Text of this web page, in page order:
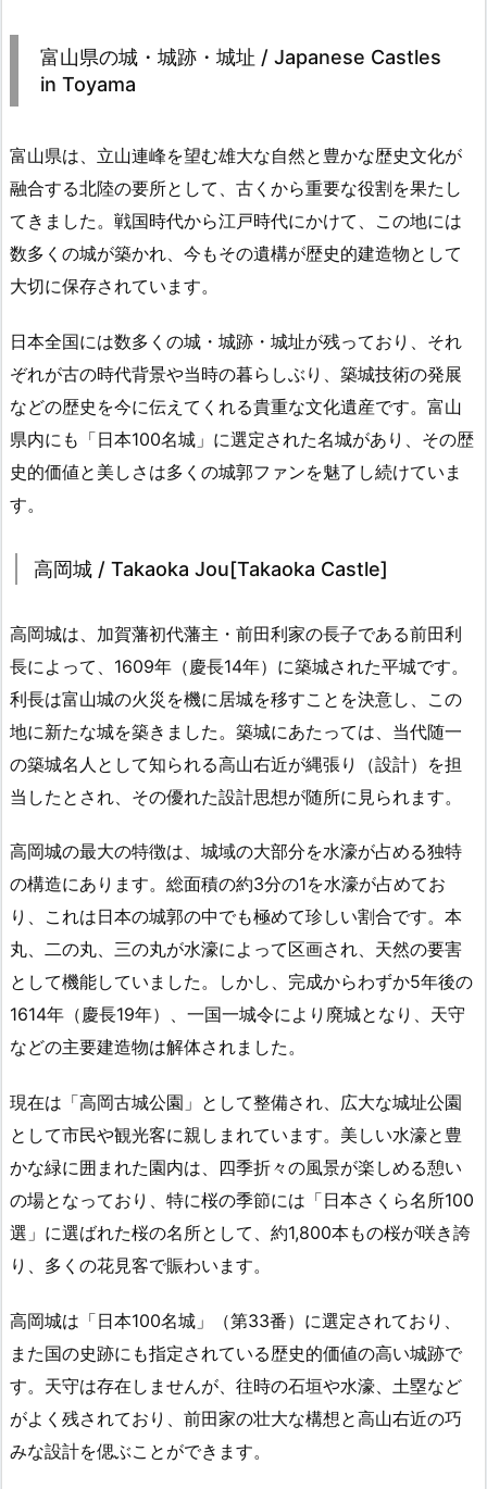
富山県の城・城跡・城址 / Japanese Castles
in Toyama
富山県は、立山連峰を望む雄大な自然と豊かな歴史文化が
融合する北陸の要所として、古くから重要な役割を果たし
てきました。戦国時代から江戸時代にかけて、この地には
数多くの城が築かれ、今もその遺構が歴史的建造物として
大切に保存されています。
日本全国には数多くの城・城跡・城址が残っており、それ
ぞれが古の時代背景や当時の暮らしぶり、築城技術の発展
などの歴史を今に伝えてくれる貴重な文化遺産です。富山
県内にも「日本100名城」に選定された名城があり、その歴
史的価値と美しさは多くの城郭ファンを魅了し続けていま
す。
高岡城 / Takaoka Jou[Takaoka Castle]
高岡城は、加賀藩初代藩主・前田利家の長子である前田利
長によって、1609年（慶長14年）に築城された平城です。
利長は富山城の火災を機に居城を移すことを決意し、この
地に新たな城を築きました。築城にあたっては、当代随一
の築城名人として知られる高山右近が縄張り（設計）を担
当したとされ、その優れた設計思想が随所に見られます。
高岡城の最大の特徴は、城域の大部分を水濠が占める独特
の構造にあります。総面積の約3分の1を水濠が占めてお
り、これは日本の城郭の中でも極めて珍しい割合です。本
丸、二の丸、三の丸が水濠によって区画され、天然の要害
として機能していました。しかし、完成からわずか5年後の
1614年（慶長19年）、一国一城令により廃城となり、天守
などの主要建造物は解体されました。
現在は「高岡古城公園」として整備され、広大な城址公園
として市民や観光客に親しまれています。美しい水濠と豊
かな緑に囲まれた園内は、四季折々の風景が楽しめる憩い
の場となっており、特に桜の季節には「日本さくら名所100
選」に選ばれた桜の名所として、約1,800本もの桜が咲き誇
り、多くの花見客で賑わいます。
高岡城は「日本100名城」（第33番）に選定されており、
また国の史跡にも指定されている歴史的価値の高い城跡で
す。天守は存在しませんが、往時の石垣や水濠、土塁など
がよく残されており、前田家の壮大な構想と高山右近の巧
みな設計を偲ぶことができます。